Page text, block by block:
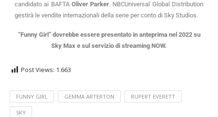
candidato ai BAFTA Oliver Parker. NBCUniversal Global Distribution
gestirà le vendite internazionali della serie per conto di Sky Studios.
“Funny Girl” dovrebbe essere presentato in anteprima nel 2022 su
Sky Max e sul servizio di streaming NOW.
Post Views: 1.663
FUNNY GIRL GEMMA ARTERTON RUPERT EVERETT
SKY